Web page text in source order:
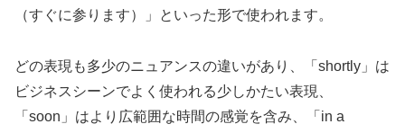
（すぐに参ります）」といった形で使われます。
どの表現も多少のニュアンスの違いがあり、「shortly」は
ビジネスシーンでよく使われる少しかたい表現、
「soon」はより広範囲な時間の感覚を含み、「in a